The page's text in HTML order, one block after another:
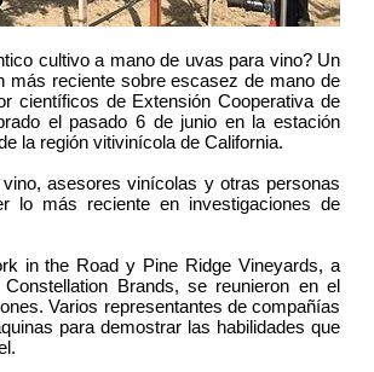
cultivo a mano de uvas para vino? Un
más reciente sobre escasez de mano de
científicos de Extensión Cooperativa de
el pasado 6 de junio en la estación
la región vitivinícola de California.
asesores vinícolas y otras personas
lo más reciente en investigaciones de
in the Road y Pine Ridge Vineyards, a
Brands, se reunieron en el
Varios representantes de compañías
para demostrar las habilidades que